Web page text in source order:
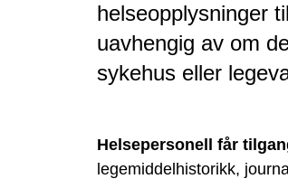
helseopplysninger
uavhengig av om
sykehus eller
Helsepersonell får
legemiddelhistorikk,